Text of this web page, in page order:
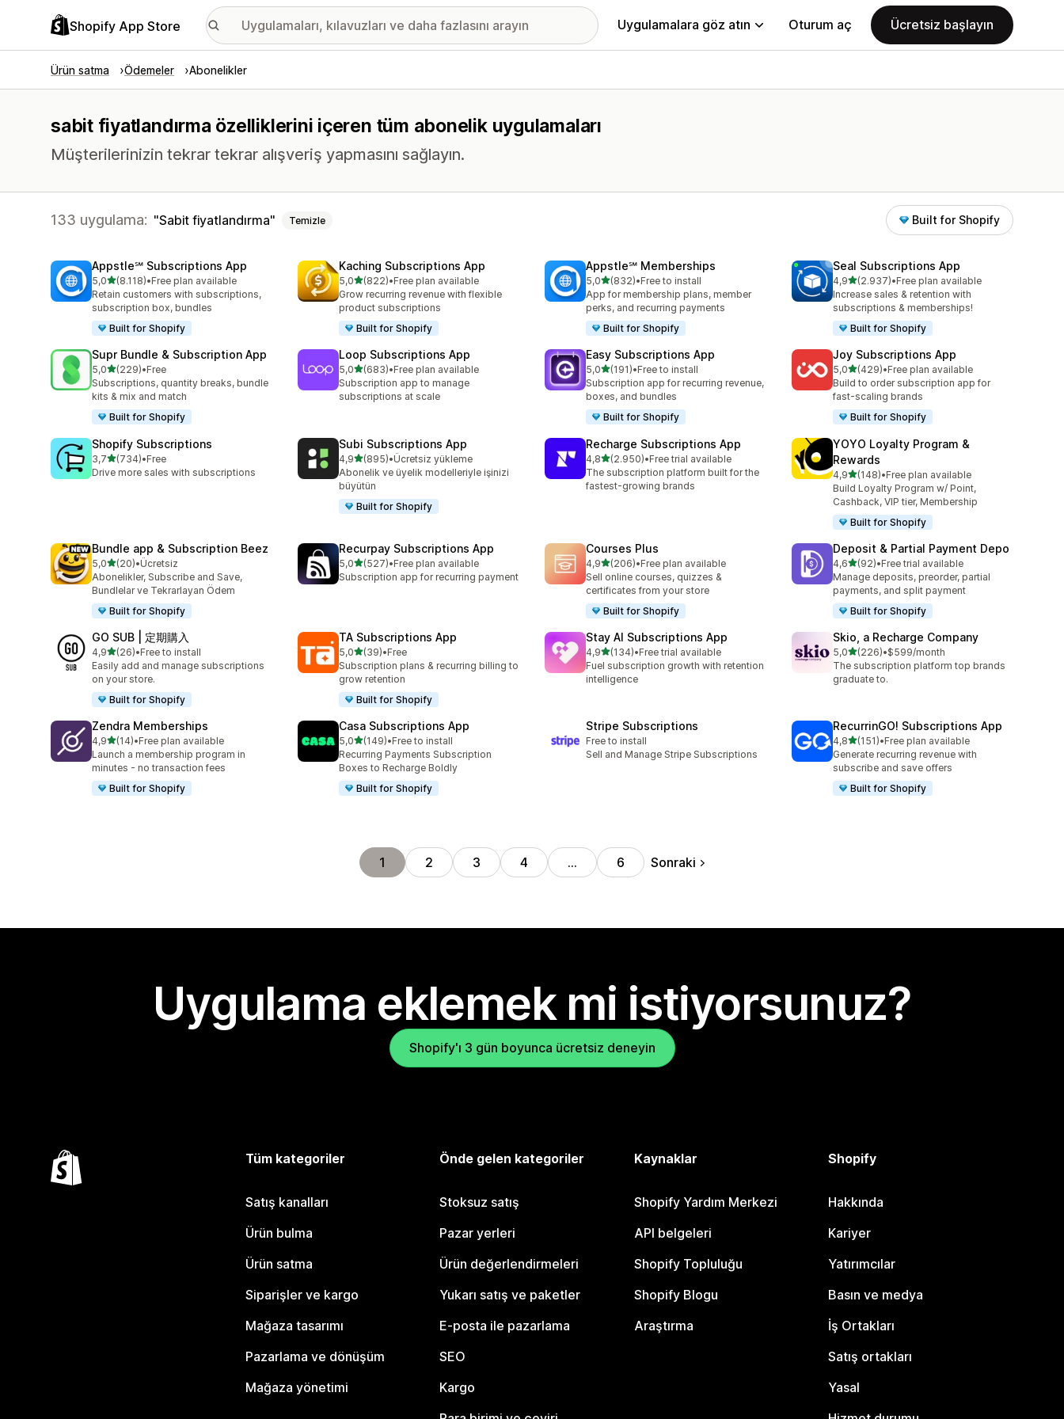
Shopify App Store Uygulamalara göz atın Oturum aç Ücretsiz başlayın
Ürün satma Ödemeler Abonelikler
sabit fiyatlandırma özelliklerini içeren tüm abonelik uygulamaları
Müşterilerinizin tekrar tekrar alışveriş yapmasını sağlayın.
133 uygulama: Sabit fiyatlandırma Temizle Built for Shopify
Appstle℠ Subscriptions App
5,05 yıldız üzerinden
(8.118)
toplam 8118 değerlendirme
•Free plan available
Retain customers with subscriptions,
subscription box, bundles
Built for Shopify
Kaching Subscriptions App
5,05 yıldız üzerinden
(822)
toplam 822 değerlendirme
•Free plan available
Grow recurring revenue with flexible
product subscriptions
Built for Shopify
Appstle℠ Memberships
5,05 yıldız üzerinden
(832)
toplam 832 değerlendirme
•Free to install
App for membership plans, member
perks, and recurring payments
Built for Shopify
Seal Subscriptions App
4,95 yıldız üzerinden
(2.937)
toplam 2937 değerlendirme
•Free plan available
Increase sales & retention with
subscriptions & memberships!
Built for Shopify
Supr Bundle & Subscription App
5,05 yıldız üzerinden
(229)
toplam 229 değerlendirme
•Free
Subscriptions, quantity breaks, bundle
kits & mix and match
Built for Shopify
Loop Subscriptions App
5,05 yıldız üzerinden
(683)
toplam 683 değerlendirme
•Free plan available
Subscription app to manage
subscriptions at scale
Easy Subscriptions App
5,05 yıldız üzerinden
(191)
toplam 191 değerlendirme
•Free to install
Subscription app for recurring revenue,
boxes, and bundles
Built for Shopify
Joy Subscriptions App
5,05 yıldız üzerinden
(429)
toplam 429 değerlendirme
•Free plan available
Build to order subscription app for
fast-scaling brands
Built for Shopify
Shopify Subscriptions
3,75 yıldız üzerinden
(734)
toplam 734 değerlendirme
•Free
Drive more sales with subscriptions
Subi Subscriptions App
4,95 yıldız üzerinden
(895)
toplam 895 değerlendirme
•Ücretsiz yükleme
Abonelik ve üyelik modelleriyle işinizi
büyütün
Built for Shopify
Recharge Subscriptions App
4,85 yıldız üzerinden
(2.950)
toplam 2950 değerlendirme
•Free trial available
The subscription platform built for the
fastest-growing brands
YOYO Loyalty Program &
Rewards
4,95 yıldız üzerinden
(148)
toplam 148 değerlendirme
•Free plan available
Build Loyalty Program w/ Point,
Cashback, VIP tier, Membership
Built for Shopify
Bundle app & Subscription Beez
5,05 yıldız üzerinden
(20)
toplam 20 değerlendirme
•Ücretsiz
Abonelikler, Subscribe and Save,
Bundlelar ve Tekrarlayan Ödem
Built for Shopify
Recurpay Subscriptions App
5,05 yıldız üzerinden
(527)
toplam 527 değerlendirme
•Free plan available
Subscription app for recurring payment
Courses Plus
4,95 yıldız üzerinden
(206)
toplam 206 değerlendirme
•Free plan available
Sell online courses, quizzes &
certificates from your store
Built for Shopify
Deposit & Partial Payment Depo
4,65 yıldız üzerinden
(92)
toplam 92 değerlendirme
•Free trial available
Manage deposits, preorder, partial
payments, and split payment
Built for Shopify
GO SUB | 定期購入
4,95 yıldız üzerinden
(26)
toplam 26 değerlendirme
•Free to install
Easily add and manage subscriptions
on your store.
Built for Shopify
TA Subscriptions App
5,05 yıldız üzerinden
(39)
toplam 39 değerlendirme
•Free
Subscription plans & recurring billing to
grow retention
Built for Shopify
Stay AI Subscriptions App
4,95 yıldız üzerinden
(134)
toplam 134 değerlendirme
•Free trial available
Fuel subscription growth with retention
intelligence
Skio, a Recharge Company
5,05 yıldız üzerinden
(226)
toplam 226 değerlendirme
•$599/month
The subscription platform top brands
graduate to.
Zendra Memberships
4,95 yıldız üzerinden
(14)
toplam 14 değerlendirme
•Free plan available
Launch a membership program in
minutes - no transaction fees
Built for Shopify
Casa Subscriptions App
5,05 yıldız üzerinden
(149)
toplam 149 değerlendirme
•Free to install
Recurring Payments Subscription
Boxes to Recharge Boldly
Built for Shopify
Stripe Subscriptions
Free to install
Sell and Manage Stripe Subscriptions
RecurrinGO! Subscriptions App
4,85 yıldız üzerinden
(151)
toplam 151 değerlendirme
•Free plan available
Generate recurring revenue with
subscribe and save offers
Built for Shopify
1 2 3 4 … 6 Sonraki
Uygulama eklemek mi istiyorsunuz?
Shopify'ı 3 gün boyunca ücretsiz deneyin
Tüm kategoriler
Satış kanalları
Ürün bulma
Ürün satma
Siparişler ve kargo
Mağaza tasarımı
Pazarlama ve dönüşüm
Mağaza yönetimi
Önde gelen kategoriler
Stoksuz satış
Pazar yerleri
Ürün değerlendirmeleri
Yukarı satış ve paketler
E-posta ile pazarlama
SEO
Kargo
Kaynaklar
Shopify Yardım Merkezi
API belgeleri
Shopify Topluluğu
Shopify Blogu
Araştırma
Shopify
Hakkında
Kariyer
Yatırımcılar
Basın ve medya
İş Ortakları
Satış ortakları
Yasal